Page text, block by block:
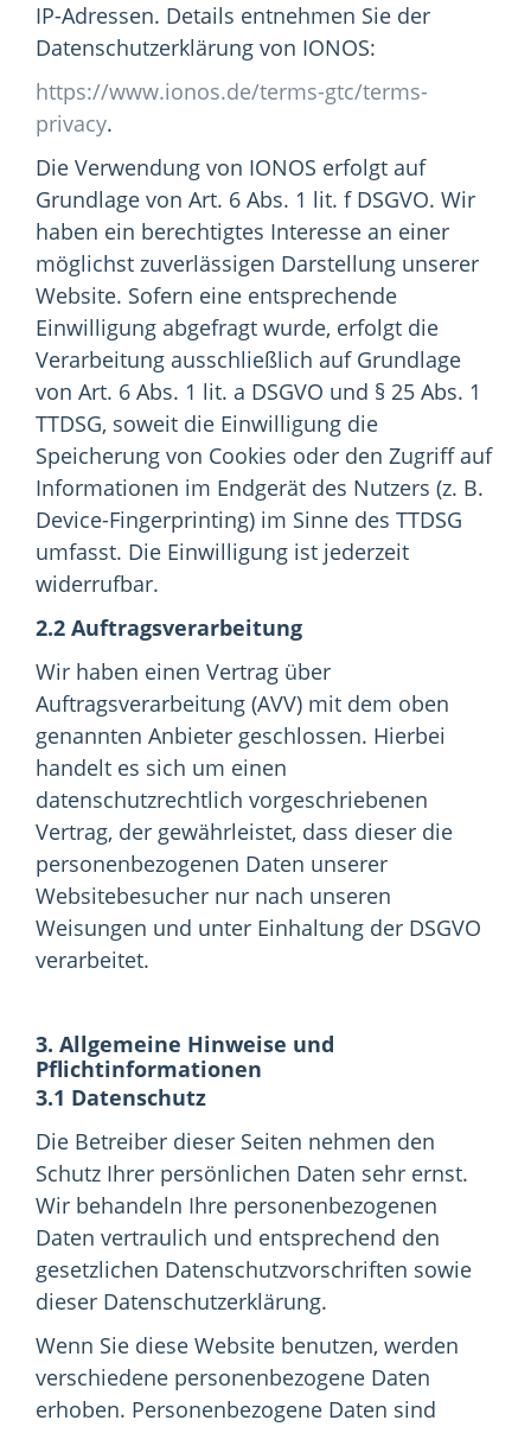
IP-Adressen. Details entnehmen Sie der
Datenschutzerklärung von IONOS:
https://www.ionos.de/terms-gtc/terms-
privacy.
Die Verwendung von IONOS erfolgt auf
Grundlage von Art. 6 Abs. 1 lit. f DSGVO. Wir
haben ein berechtigtes Interesse an einer
möglichst zuverlässigen Darstellung unserer
Website. Sofern eine entsprechende
Einwilligung abgefragt wurde, erfolgt die
Verarbeitung ausschließlich auf Grundlage
von Art. 6 Abs. 1 lit. a DSGVO und § 25 Abs. 1
TTDSG, soweit die Einwilligung die
Speicherung von Cookies oder den Zugriff auf
Informationen im Endgerät des Nutzers (z. B.
Device-Fingerprinting) im Sinne des TTDSG
umfasst. Die Einwilligung ist jederzeit
widerrufbar.
2.2 Auftragsverarbeitung
Wir haben einen Vertrag über
Auftragsverarbeitung (AVV) mit dem oben
genannten Anbieter geschlossen. Hierbei
handelt es sich um einen
datenschutzrechtlich vorgeschriebenen
Vertrag, der gewährleistet, dass dieser die
personenbezogenen Daten unserer
Websitebesucher nur nach unseren
Weisungen und unter Einhaltung der DSGVO
verarbeitet.
3. Allgemeine Hinweise und
Pflichtinformationen
3.1 Datenschutz
Die Betreiber dieser Seiten nehmen den
Schutz Ihrer persönlichen Daten sehr ernst.
Wir behandeln Ihre personenbezogenen
Daten vertraulich und entsprechend den
gesetzlichen Datenschutzvorschriften sowie
dieser Datenschutzerklärung.
Wenn Sie diese Website benutzen, werden
verschiedene personenbezogene Daten
erhoben. Personenbezogene Daten sind